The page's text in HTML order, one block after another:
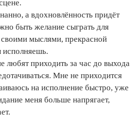
а вдохновлённость придёт
быть желание сыграть для
своими мыслями, прекрасной
исполняешь.
приходить за час до выхода
Мне не приходится
на исполнение быстро, уже
меня больше напрягает,